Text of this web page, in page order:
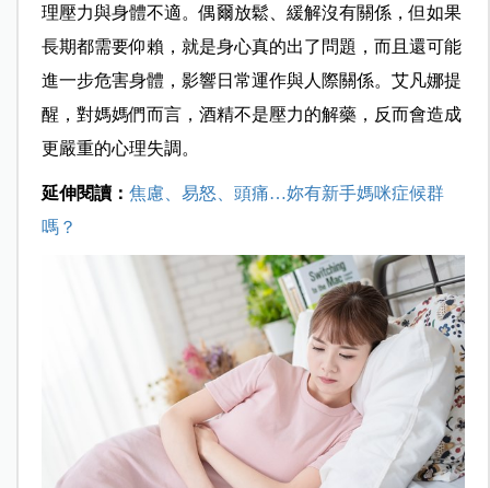
理壓力與身體不適。偶爾放鬆、緩解沒有關係，但如果
長期都需要仰賴，就是身心真的出了問題，而且還可能
進一步危害身體，影響日常運作與人際關係。艾凡娜提
醒，對媽媽們而言，酒精不是壓力的解藥，反而會造成
更嚴重的心理失調。
延伸閱讀： 焦慮、易怒、頭痛…妳有新手媽咪症候群
嗎？